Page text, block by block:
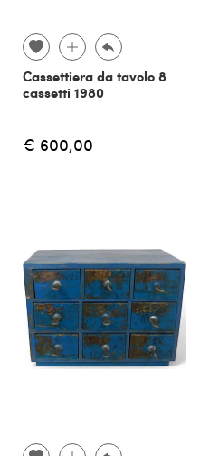
Cassettiera da tavolo 8
cassetti 1980
€ 600,00